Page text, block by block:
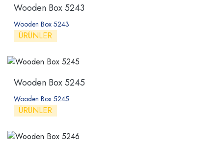
Wooden Box 5243
Wooden Box 5243
ÜRÜNLER
Wooden Box 5245
Wooden Box 5245
ÜRÜNLER